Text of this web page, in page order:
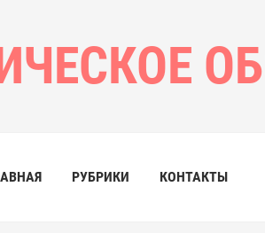
РУБРИКИ КОНТАКТЫ